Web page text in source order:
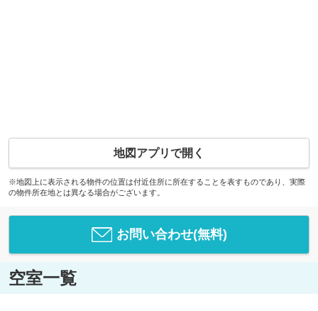
地図アプリで開く
※地図上に表示される物件の位置は付近住所に所在することを表すものであり、実際
の物件所在地とは異なる場合がございます。
お問い合わせ(無料)
空室一覧